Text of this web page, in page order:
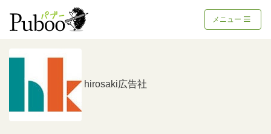
メニュー
hirosaki広告社